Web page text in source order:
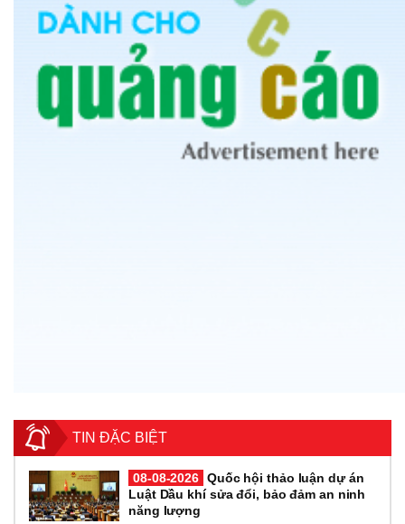
TIN ĐẶC BIỆT
08-08-2026 Quốc hội thảo luận dự án
Luật Dầu khí sửa đổi, bảo đảm an ninh
năng lượng